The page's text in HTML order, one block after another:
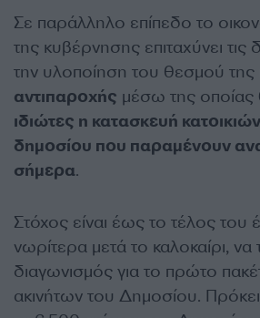
Σε παράλληλο επίπεδο το
της κυβέρνησης επιταχύνει τις
την υλοποίηση του θεσμού της
αντιπαροχής μέσω της οποίας
ιδιώτες η κατασκευή
δημοσίου που παραμένουν
σήμερα.
Στόχος είναι έως το τέλος του
νωρίτερα μετά το καλοκαίρι, να
διαγωνισμός για το πρώτο
ακινήτων του Δημοσίου.